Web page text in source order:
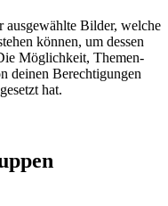
Bilder, welche
können, um dessen
Möglichkeit, Themen-
deinen Berechtigungen
hat.